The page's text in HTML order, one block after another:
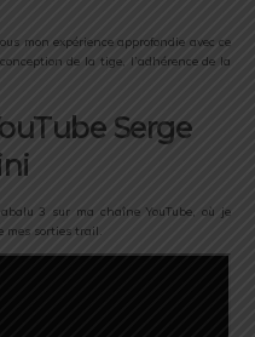
mon expérience approfondie avec ce
de la tige, l’adhérence de la
Serge
3 sur ma chaîne YouTube, où je
mes sorties trail.